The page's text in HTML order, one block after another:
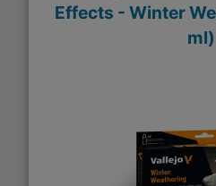
Effects - Winter
ml)